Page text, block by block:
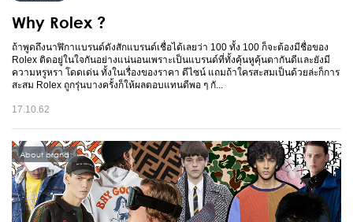
Why Rolex ?
ถ้าพูดถึงนาฬิกาแบรนด์ดังสักแบรนด์เชื่อได้เลยว่า 100 ทั้ง 100 ก็จะต้องมีชื่อของ
Rolex ติดอยู่ในใจกันอย่างแน่นอนเพราะเป็นแบรนด์ที่ทั้งคุ้นหูคุ้นตากันดีและยังมี
ความหรูหรา โดดเด่น ทั้งในเรื่องของราคา ดีไซน์ แถมถ้าใครสะสมเป็นด้วยล่ะก็การ
สะสม Rolex ถูกรุ่นบางครั้งก็ให้ผลตอบแทนดีพอ ๆ กั...
17.10.62
About brand